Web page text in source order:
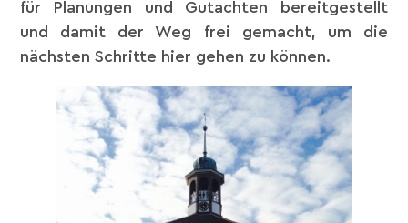
für Planungen und Gutachten bereitgestellt
und damit der Weg frei gemacht, um die
nächsten Schritte hier gehen zu können.